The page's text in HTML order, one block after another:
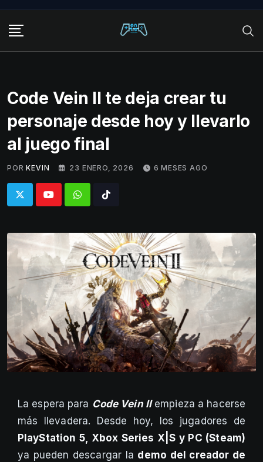
content
Code Vein II te deja crear tu
personaje desde hoy y llevarlo
al juego final
POR KEVIN 23 ENERO, 2026 6 MESES AGO
WhatsappTiktok
La espera para Code Vein IIempieza a hacerse
más llevadera. Desde hoy, los jugadores de
PlayStation 5, Xbox Series X|S y PC (Steam)
ya pueden descargar la demo del creador de